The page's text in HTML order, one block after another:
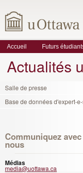
Accueil Futurs
Actualités
Salle de presse
Base de données d'expert-
Communiquez avec
nous
Médias
media@uottawa.ca